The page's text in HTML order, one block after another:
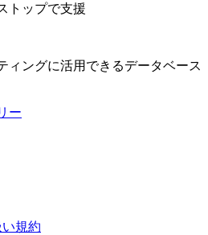
トップで支援
ィングに活用できるデータベース
規約